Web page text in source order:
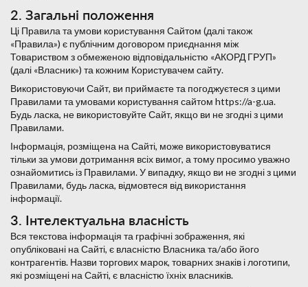
2. Загальні положення
Ці Правила та умови користування Сайтом (далі також
«Правила») є публічним договором приєднання між
Товариством з обмеженою відповідальністю «АКОРД ГРУП»
(далі «Власник») та кожним Користувачем сайту.
Використовуючи Сайт, ви приймаєте та погоджуєтеся з цими
Правилами та умовами користування сайтом https://a-g.ua.
Будь ласка, не використовуйте Сайт, якщо ви не згодні з цими
Правилами.
Інформація, розміщена на Сайті, може використовуватися
тільки за умови дотримання всіх вимог, а тому просимо уважно
ознайомитись із Правилами. У випадку, якщо ви не згодні з цими
Правилами, будь ласка, відмовтеся від використання
інформації.
3. Інтелектуальна власність
Вся текстова інформація та графічні зображення, які
опубліковані на Сайті, є власністю Власника та/або його
контрагентів. Назви торгових марок, товарних знаків і логотипи,
які розміщені на Сайті, є власністю їхніх власників.